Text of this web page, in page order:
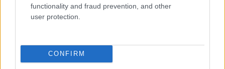
functionality and fraud prevention, and other
user protection.
CONFIRM